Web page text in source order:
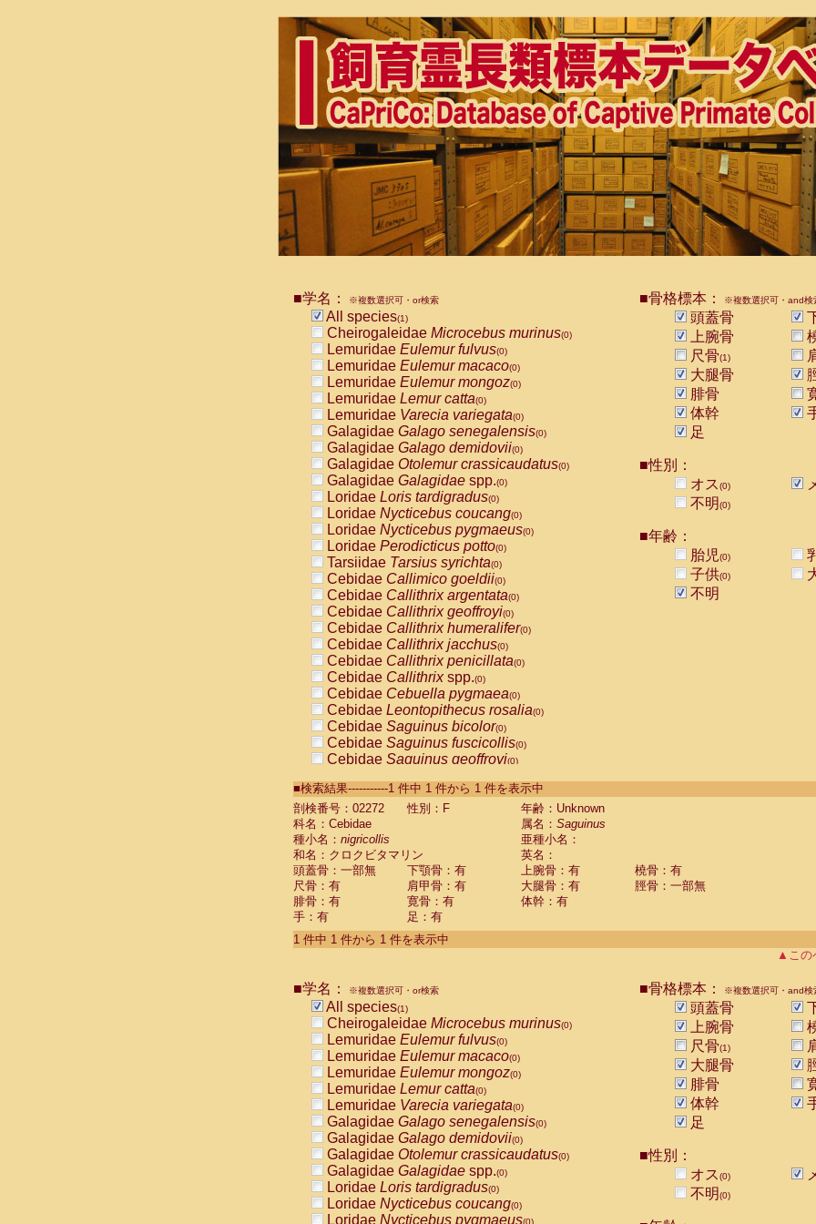
■学名： ※複数選択可・or検索
All species(1)
Cheirogaleidae Microcebus murinus(0)
Lemuridae Eulemur fulvus(0)
Lemuridae Eulemur macaco(0)
Lemuridae Eulemur mongoz(0)
Lemuridae Lemur catta(0)
Lemuridae Varecia variegata(0)
Galagidae Galago senegalensis(0)
Galagidae Galago demidovii(0)
Galagidae Otolemur crassicaudatus(0)
Galagidae Galagidae spp.(0)
Loridae Loris tardigradus(0)
Loridae Nycticebus coucang(0)
Loridae Nycticebus pygmaeus(0)
Loridae Perodicticus potto(0)
Tarsiidae Tarsius syrichta(0)
Cebidae Callimico goeldii(0)
Cebidae Callithrix argentata(0)
Cebidae Callithrix geoffroyi(0)
Cebidae Callithrix humeralifer(0)
Cebidae Callithrix jacchus(0)
Cebidae Callithrix penicillata(0)
Cebidae Callithrixspp.(0)
Cebidae Cebuella pygmaea(0)
Cebidae Leontopithecus rosalia(0)
Cebidae Saguinus bicolor(0)
Cebidae Saguinus fuscicollis(0)
Cebidae Saguinus geoffroyi(0)
CebidaeSaguinus labiatus(0)
Cebidae Saguinus leucopus (0)
Cebidae
CebidaeSaguinus mystax
CebidaeSaguinus nigricollis (1)
Cebidae Saguinus oedipus
Cebidae Saguinus weddelli
Cebidae Saguinusspp.
Cebidae Aotus trivirgatus
Cebidae Cebus albifrons
CebidaeCebus nigrivittatus
CebidaeCebus
CebidaeSaimiri boliviensis(0)
CebidaeSaimiri sciureus(0)
AtelidaeAlouatta caraya(0)
AtelidaeAlouatta fusca(0)
AtelidaeAlouatta seniculus
AtelidaeAlouattaspp.(0)
AtelidaeAteles belzebuth(0)
AtelidaeAteles geoffroyi(0)
AtelidaeAteles paniscus(0)
AtelidaeAtelesspp.(0)
Atelidae Lagothrix lagothricha
AtelidaeLagothrix lagothricha cana
PitheciidaeCacajao calvus rubicundus
■骨格標本： ※複数選択可・and検
頭蓋骨
上腕骨
尺骨(1)
大腿骨
腓骨
体幹
足
■性別：
オス(0)
不明(0)
■年齢：
胎児(0)
子供(0)
不明
■検索結果-----------1 件中 1 件から 1 件を表示中
剖検番号：02272
性別：F
年齢：Unknown
科名：Cebidae
属名： Saguinus
種小名： nigricollis
亜種小名：
和名：クロクビタマリン
英名：
頭蓋骨：一部無
下顎骨：有 上腕骨：有
橈骨：有
尺骨：有
肩甲骨：有 大腿骨：有
脛骨：一部無
腓骨：有
寛骨：有
体幹：有
手：有
足：有
1 件中 1 件から 1 件を表示中
▲この
■学名： ※複数選択可・or検索
All species(1)
Cheirogaleidae Microcebus murinus(0)
Lemuridae Eulemur fulvus(0)
Lemuridae Eulemur macaco(0)
Lemuridae Eulemur mongoz(0)
Lemuridae Lemur catta(0)
Lemuridae Varecia variegata(0)
Galagidae Galago senegalensis(0)
Galagidae Galago demidovii(0)
Galagidae Otolemur crassicaudatus(0)
Galagidae Galagidae spp.(0)
Loridae Loris tardigradus(0)
Loridae Nycticebus coucang(0)
Loridae Nycticebus pygmaeus(0)
■骨格標本： ※複数選択可・and検
頭蓋骨
上腕骨
尺骨(1)
大腿骨
腓骨
体幹
足
■性別：
オス(0)
不明(0)